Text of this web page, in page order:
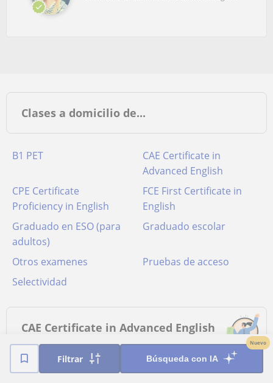
Filtrar Búsqueda con IA
Nuevo
Clases a domicilio de...
B1 PET
CAE Certificate in
Advanced English
CPE Certificate
Proficiency in English
FCE First Certificate in
English
Graduado en ESO (para
adultos)
Graduado escolar
Otros examenes
Pruebas de acceso
Selectividad
CAE Certificate in Advanced English